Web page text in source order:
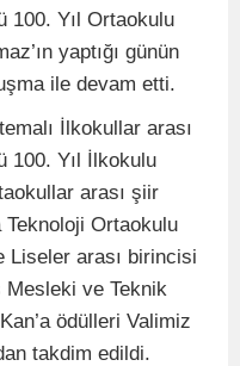
100. Yıl Ortaokulu
yaptığı günün
ile devam etti.
İlkokullar arası
100. Yıl İlkokulu
arası şiir
Teknoloji Ortaokulu
Liseler arası birincisi
Mesleki ve Teknik
ödülleri Valimiz
takdim edildi.